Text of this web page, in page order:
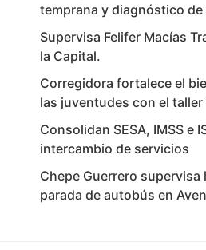
temprana y diagnóstico
Supervisa Felifer Macías
la Capital.
Corregidora fortalece el
las juventudes con el taller
Consolidan SESA, IMSS e
intercambio de servicios
Chepe Guerrero
parada de autobús en